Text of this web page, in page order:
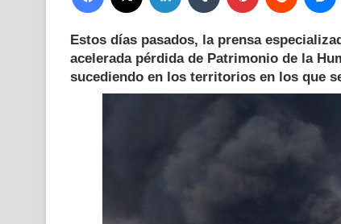
Estos días pasados, la prensa
acelerada pérdida de Patrimonio de la
sucediendo en los territorios en los que